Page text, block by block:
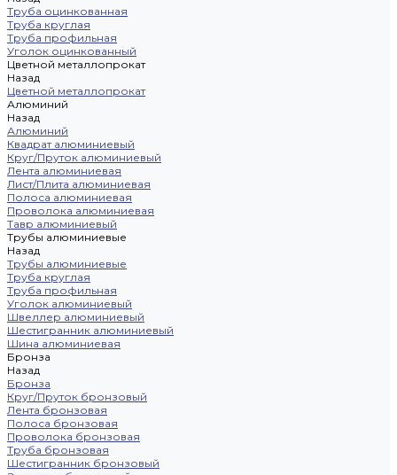
Труба оцинкованная
Труба круглая
Труба профильная
Уголок оцинкованный
Цветной металлопрокат
Назад
Цветной металлопрокат
Алюминий
Назад
Алюминий
Квадрат алюминиевый
Круг/Пруток алюминиевый
Лента алюминиевая
Лист/Плита алюминиевая
Полоса алюминиевая
Проволока алюминиевая
Тавр алюминиевый
Трубы алюминиевые
Назад
Трубы алюминиевые
Труба круглая
Труба профильная
Уголок алюминиевый
Швеллер алюминиевый
Шестигранник алюминиевый
Шина алюминиевая
Бронза
Назад
Бронза
Круг/Пруток бронзовый
Лента бронзовая
Полоса бронзовая
Проволока бронзовая
Труба бронзовая
Шестигранник бронзовый